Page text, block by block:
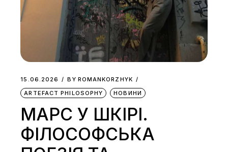
15.06.2026 BY ROMANKORZHYK
ARTEFACT PHILOSOPHY
НОВИНИ
МАРС У ШКІРІ.
ФІЛОСОФСЬКА